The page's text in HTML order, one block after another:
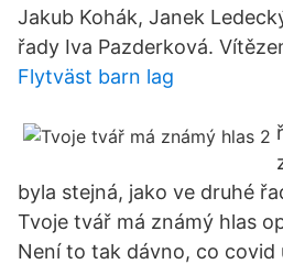
Jakub Kohák, Janek
řady Iva Pazderková.
Flytväst barn lag
byla stejná, jako ve druhé
Tvoje tvář má známý hlas
Není to tak dávno, co covid